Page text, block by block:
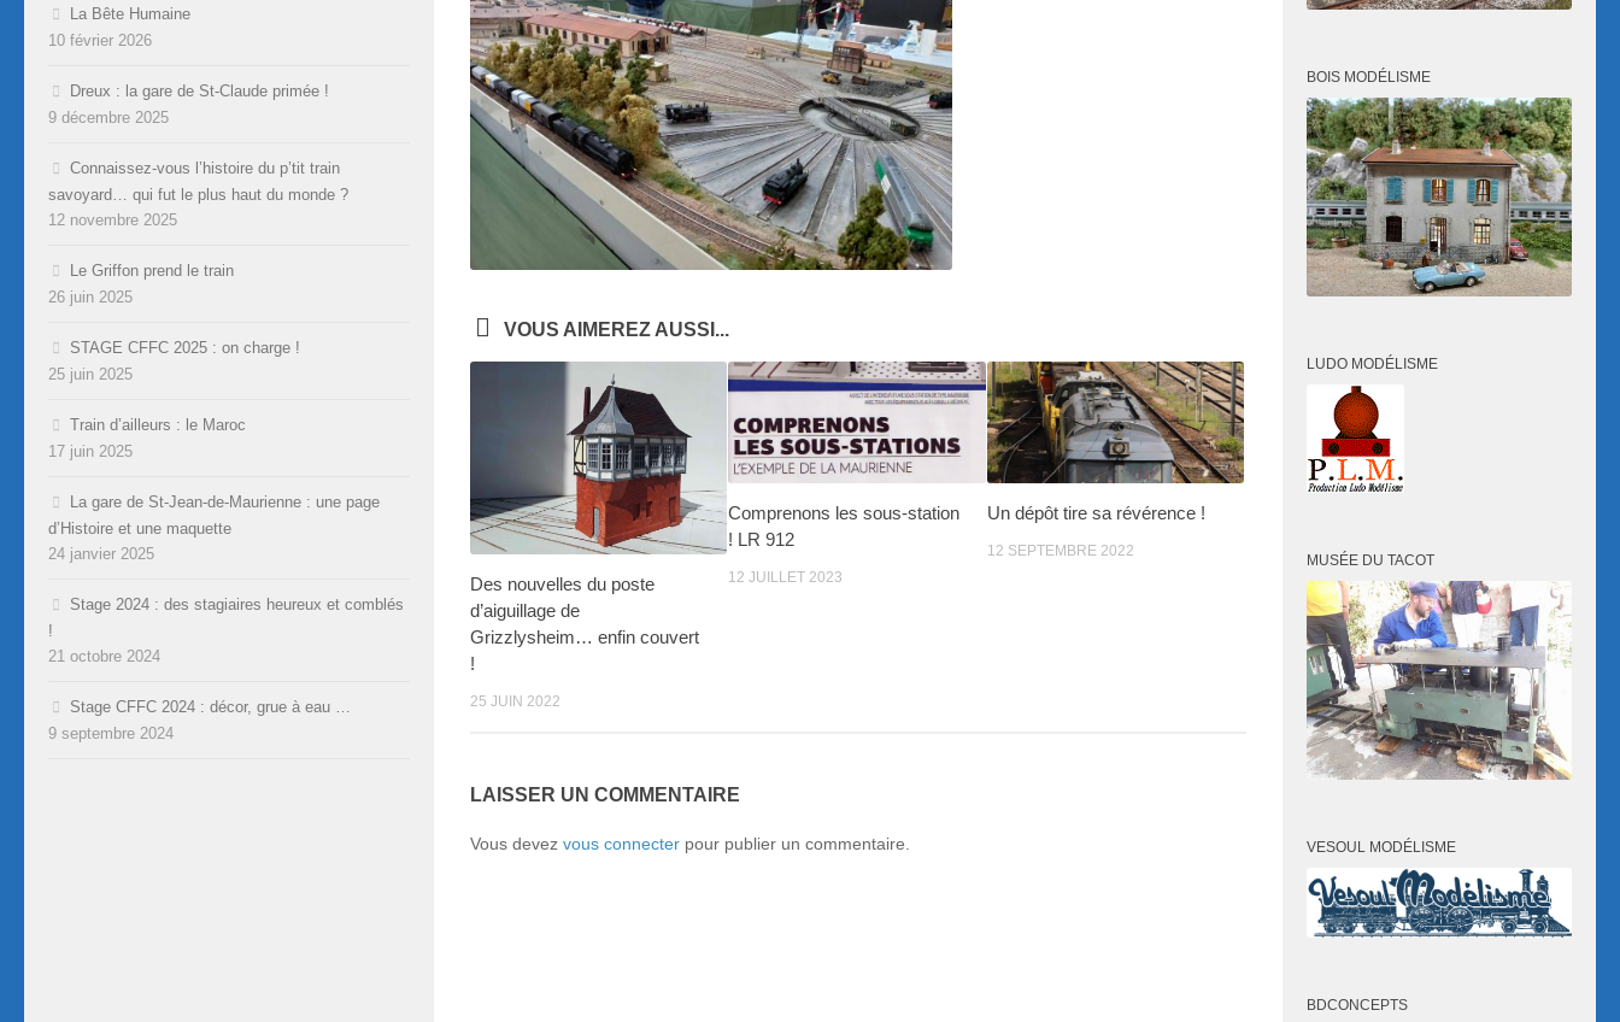
VOUS AIMEREZ AUSSI...
Des nouvelles du poste
d’aiguillage de
Grizzlysheim… enfin couvert
!
25 JUIN 2022
Comprenons les sous-station
! LR 912
12 JUILLET 2023
Un dépôt tire sa révérence !
12 SEPTEMBRE 2022
LAISSER UN COMMENTAIRE
Vous devez vous connecter pour publier un commentaire.
La Bête Humaine
10 février 2026
Dreux : la gare de St-Claude primée !
9 décembre 2025
Connaissez-vous l’histoire du p’tit train
savoyard… qui fut le plus haut du monde ?
12 novembre 2025
Le Griffon prend le train
26 juin 2025
STAGE CFFC 2025 : on charge !
25 juin 2025
Train d’ailleurs : le Maroc
17 juin 2025
La gare de St-Jean-de-Maurienne : une page
d’Histoire et une maquette
24 janvier 2025
Stage 2024 : des stagiaires heureux et comblés
!
21 octobre 2024
Stage CFFC 2024 : décor, grue à eau …
9 septembre 2024
BOIS MODÉLISME
LUDO MODÉLISME
MUSÉE DU TACOT
VESOUL MODÉLISME
BDCONCEPTS